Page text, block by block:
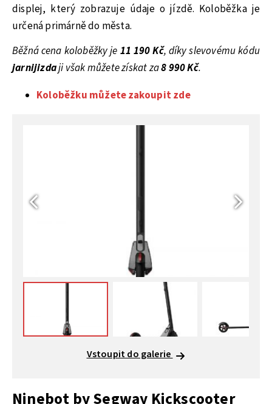
displej, který zobrazuje údaje o jízdě. Koloběžka je
určená primárně do města.
Běžná cena koloběžky je 11 190 Kč, díky slevovému kódu
jarnijizdaji však můžete získat za8 990 Kč.
Koloběžku můžete zakoupit zde
Vstoupit do galerie
Ninebot by Segway Kickscooter